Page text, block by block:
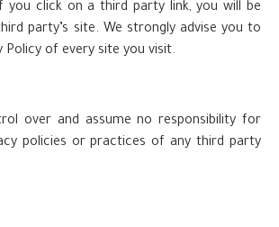
you click on a third party link, you will be
party’s site. We strongly advise you to
Policy of every site you visit.
over and assume no responsibility for
policies or practices of any third party